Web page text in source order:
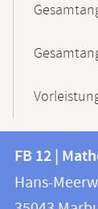
Kontakt
und
FB
12
FB 12 |
Hans-